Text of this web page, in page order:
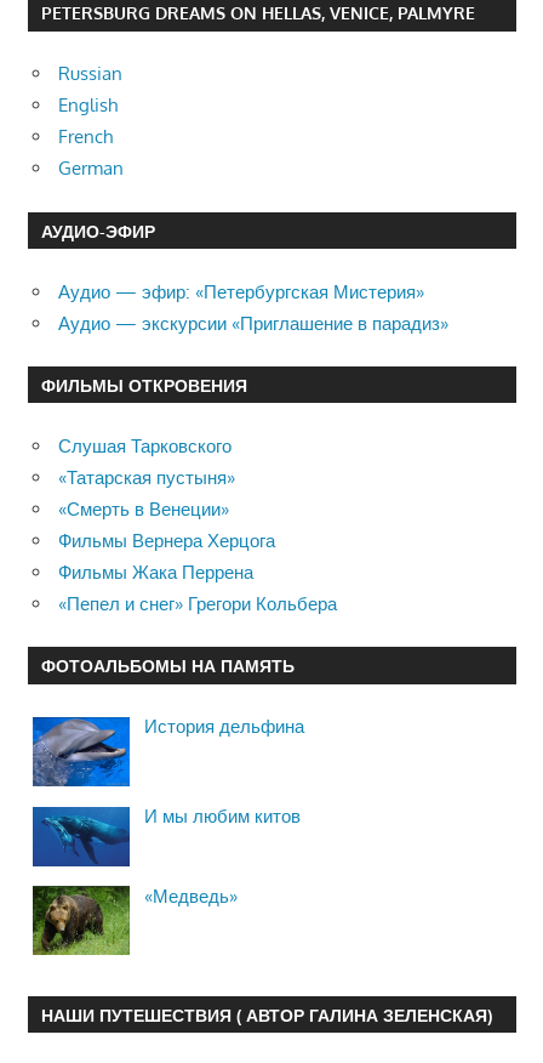
PETERSBURG DREAMS ON HELLAS, VENICE, PALMYRE
Russian
English
French
German
АУДИО-ЭФИР
Аудио — эфир: «Петербургская Мистерия»
Аудио — экскурсии «Приглашение в парадиз»
ФИЛЬМЫ ОТКРОВЕНИЯ
Слушая Тарковского
«Татарская пустыня»
«Смерть в Венеции»
Фильмы Вернера Херцога
Фильмы Жака Перрена
«Пепел и снег» Грегори Кольбера
ФОТОАЛЬБОМЫ НА ПАМЯТЬ
История дельфина
И мы любим китов
«Медведь»
НАШИ ПУТЕШЕСТВИЯ ( АВТОР ГАЛИНА ЗЕЛЕНСКАЯ)